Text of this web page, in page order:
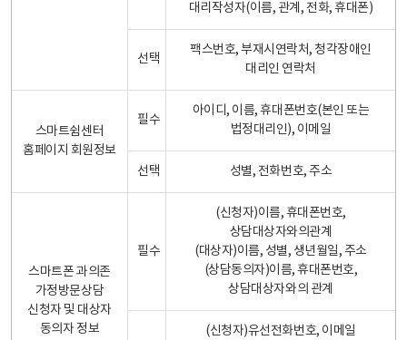
대리작성자(이름, 관계, 전화, 휴대폰)
선택
팩스번호, 부재시연락처, 청각장애인
대리인 연락처
스마트쉼센터
홈페이지 회원정보
필수
아이디, 이름, 휴대폰번호(본인 또는
법정대리인), 이메일
선택 성별, 전화번호, 주소
스마트폰 과의존
가정방문상담
신청자 및 대상자
동의자 정보
필수
(신청자)이름, 휴대폰번호,
상담대상자와의관계
(대상자)이름, 성별, 생년월일, 주소
(상담동의자)이름, 휴대폰번호,
상담대상자와의 관계
(신청자)유선전화번호, 이메일